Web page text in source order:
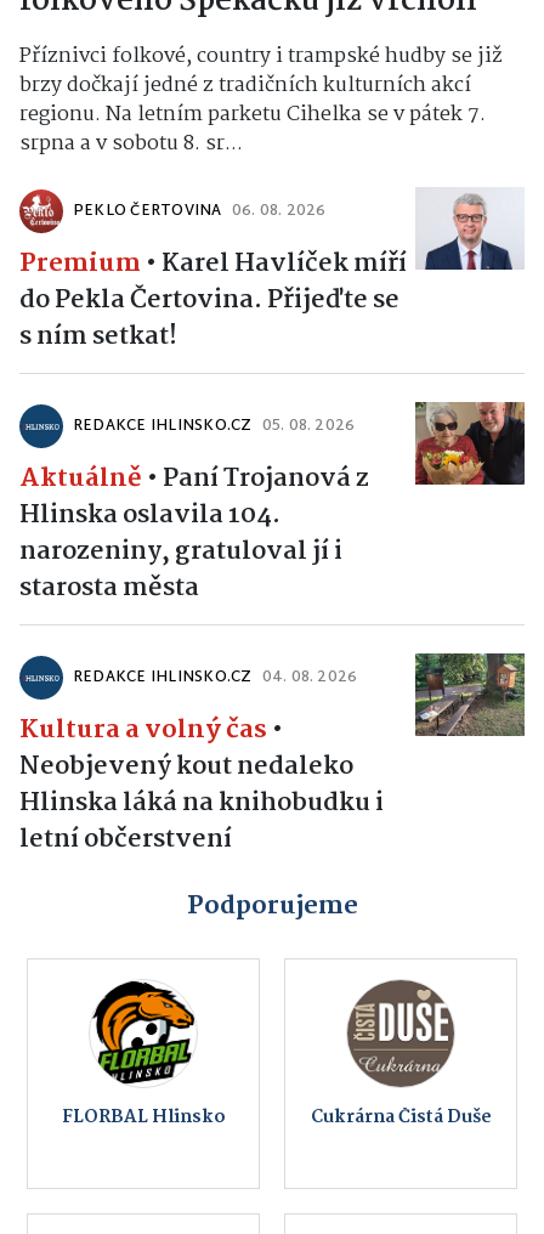
Příznivci folkové, country i trampské hudby se již
brzy dočkají jedné z tradičních kulturních akcí
regionu. Na letním parketu Cihelka se v pátek 7.
srpna a v sobotu 8. sr...
PEKLO ČERTOVINA 06. 08. 2026
Premium • Karel Havlíček míří
do Pekla Čertovina. Přijeďte se
s ním setkat!
REDAKCE IHLINSKO.CZ 05. 08. 2026
Aktuálně • Paní Trojanová z
Hlinska oslavila 104.
narozeniny, gratuloval jí i
starosta města
REDAKCE IHLINSKO.CZ 04. 08. 2026
Kultura a volný čas •
Neobjevený kout nedaleko
Hlinska láká na knihobudku i
letní občerstvení
Podporujeme
FLORBAL Hlinsko Cukrárna Čistá Duše